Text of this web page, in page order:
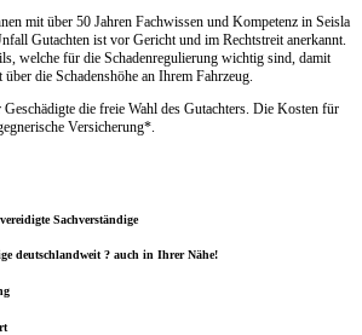
mit über 50 Jahren Fachwissen und Kompetenz in Seisla
Gutachten ist vor Gericht und im Rechtstreit anerkannt.
welche für die Schadenregulierung wichtig sind, damit
die Schadenshöhe an Ihrem Fahrzeug.
die freie Wahl des Gutachters. Die Kosten für
Versicherung*.
Sachverständige
deutschlandweit ? auch in Ihrer Nähe!